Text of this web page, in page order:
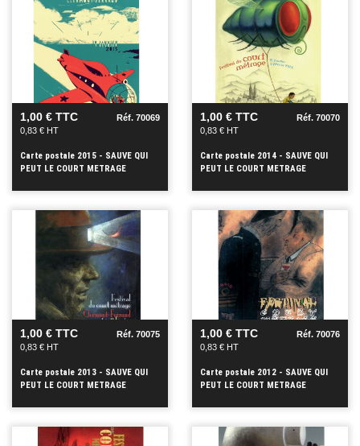
VOIR
+
1,00 € TTC
0,83 € HT
Réf. 70069
Carte postale 2015 - SAUVE QUI
PEUT LE COURT METRAGE
VOIR
+
1,00 € TTC
0,83 € HT
Réf. 70070
Carte postale 2014 - SAUVE QUI
PEUT LE COURT METRAGE
VOIR
+
1,00 € TTC
0,83 € HT
Réf. 70075
Carte postale 2013 - SAUVE QUI
PEUT LE COURT METRAGE
VOIR
+
1,00 € TTC
0,83 € HT
Réf. 70076
Carte postale 2012 - SAUVE QUI
PEUT LE COURT METRAGE